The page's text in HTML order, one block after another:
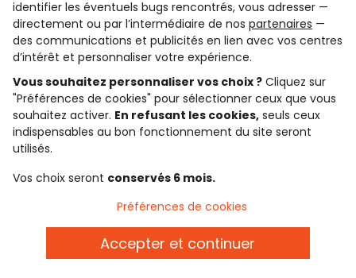
le club fidélité
notre catalogue
Conditions générales de ventes et d'utilisation
Conditions d’utilisation des réseaux sociaux
*Conditions des offres
Accessibilité : partiellement conforme
Paramètres des cookies
Français
identifier les éventuels bugs rencontrés, vous adresser —
directement ou par l’intermédiaire de nos partenaires —
des communications et publicités en lien avec vos centres
d’intérêt et personnaliser votre expérience.
Vous souhaitez personnaliser vos choix ? Cliquez sur
"Préférences de cookies" pour sélectionner ceux que vous
souhaitez activer. En refusant les cookies, seuls ceux
indispensables au bon fonctionnement du site seront
utilisés.
Vos choix seront conservés 6 mois.
Préférences de cookies
Accepter et continuer